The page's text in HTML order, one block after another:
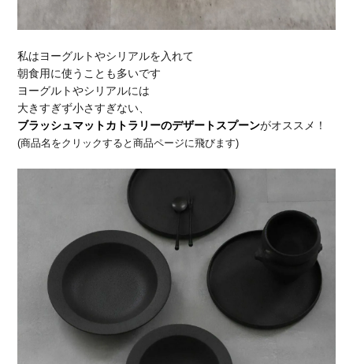
私はヨーグルトやシリアルを入れて
朝食用に使うことも多いです
ヨーグルトやシリアルには
大きすぎず小さすぎない、
ブラッシュマットカトラリーのデザートスプーンがオススメ！
(商品名をクリックすると商品ページに飛びます)